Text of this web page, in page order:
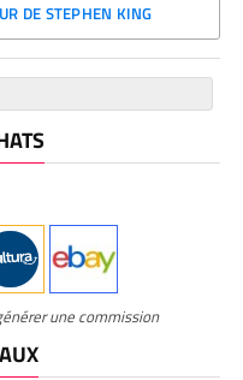
DE STEPHEN KING
une commission